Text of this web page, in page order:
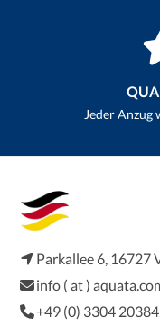
Jeder
Parkallee 6, 16727
info ( at )
+49 (0) 3304